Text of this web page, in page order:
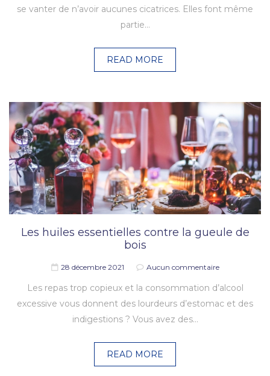
se vanter de n’avoir aucunes cicatrices. Elles font même
partie…
READ MORE
Les huiles essentielles contre la gueule de
bois
28 décembre 2021 Aucun commentaire
Les repas trop copieux et la consommation d’alcool
excessive vous donnent des lourdeurs d’estomac et des
indigestions ? Vous avez des…
READ MORE